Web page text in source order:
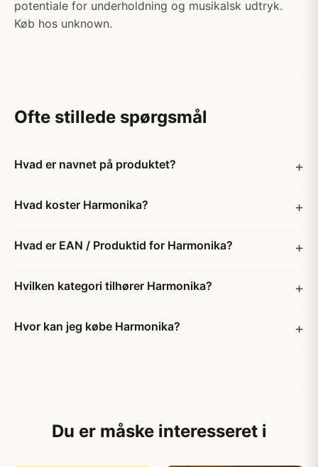
potentiale for underholdning og musikalsk udtryk.
Køb hos unknown.
Ofte stillede spørgsmål
Hvad er navnet på produktet?
Hvad koster Harmonika?
Hvad er EAN / Produktid for Harmonika?
Hvilken kategori tilhører Harmonika?
Hvor kan jeg købe Harmonika?
Du er måske interesseret i